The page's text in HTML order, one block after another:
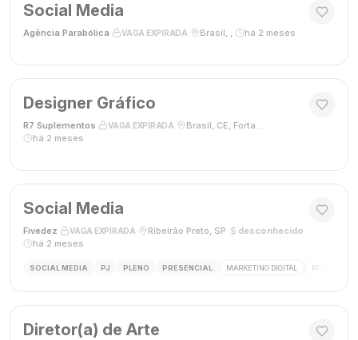
Social Media
Agência Parabólica VAGA EXPIRADA Brasil, , há 2 meses
Designer Gráfico
R7 Suplementos VAGA EXPIRADA Brasil, CE, Fortaleza
há 2 meses
Social Media
Fivedez VAGA EXPIRADA Ribeirão Preto, SP desconhecido
há 2 meses
SOCIAL MEDIA PJ PLENO PRESENCIAL MARKETING DIGITAL REDES
Diretor(a) de Arte